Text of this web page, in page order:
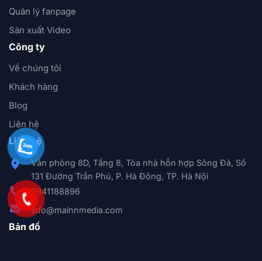
Quản lý fanpage
Sản xuất Video
Công ty
Về chúng tôi
Khách hàng
Blog
Liên hệ
Liên hệ
Văn phòng 8D, Tầng 8, Tòa nhà hỗn hợp Sông Đà, Số
131 Đường Trần Phú, P. Hà Đông, TP. Hà Nội
0941188896
info@mainnmedia.com
Bản đồ